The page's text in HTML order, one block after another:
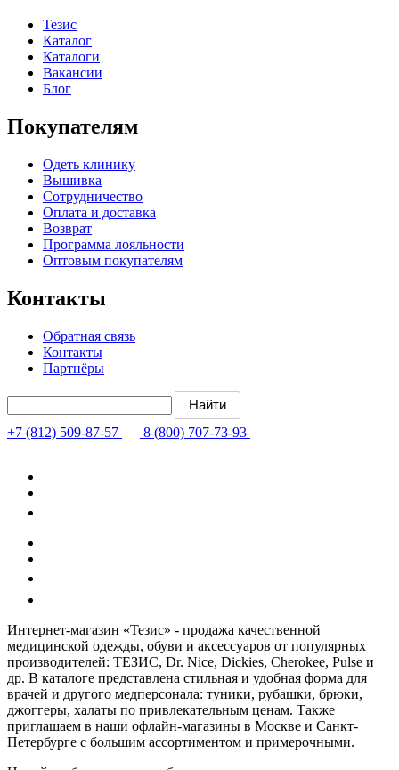
Тезис
Каталог
Каталоги
Вакансии
Блог
Покупателям
Одеть клинику
Вышивка
Сотрудничество
Оплата и доставка
Возврат
Программа лояльности
Оптовым покупателям
Контакты
Обратная связь
Контакты
Партнёры
+7 (812) 509-87-57 8 (800) 707-73-93
Интернет-магазин «Тезис» - продажа качественной
медицинской одежды, обуви и аксессуаров от популярных
производителей: ТЕЗИС, Dr. Nice, Dickies, Cherokee, Pulse и
др. В каталоге представлена стильная и удобная форма для
врачей и другого медперсонала: туники, рубашки, брюки,
джоггеры, халаты по привлекательным ценам. Также
приглашаем в наши офлайн-магазины в Москве и Санкт-
Петербурге с большим ассортиментом и примерочными.